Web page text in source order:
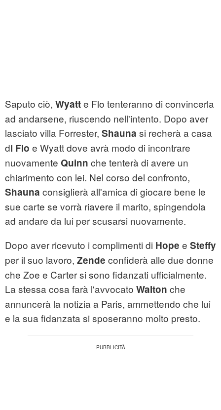
Saputo ciò, Wyatte Flo tenteranno di convincerla
ad andarsene, riuscendo nell'intento. Dopo aver
lasciato villa Forrester, Shauna si recherà a casa
di Flo e Wyatt dove avrà modo di incontrare
nuovamente Quinn che tenterà di avere un
chiarimento con lei. Nel corso del confronto,
Shauna consiglierà all'amica di giocare bene le
sue carte se vorrà riavere il marito, spingendola
ad andare da lui per scusarsi nuovamente.
Dopo aver ricevuto i complimenti di Hope e Steffy
per il suo lavoro, Zende confiderà alle due donne
che Zoe e Carter si sono fidanzati ufficialmente.
La stessa cosa farà l'avvocato Walton che
annuncerà la notizia a Paris, ammettendo che lui
e la sua fidanzata si sposeranno molto presto.